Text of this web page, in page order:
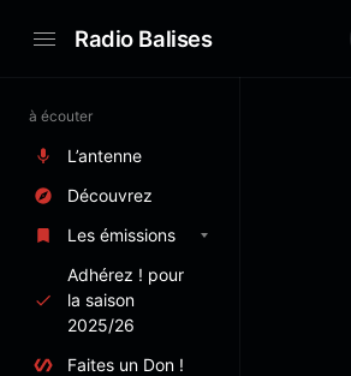
Radio Balises
à écouter
L’antenne
Découvrez
Les émissions
Adhérez ! pour
la saison
2025/26
Faites un Don !